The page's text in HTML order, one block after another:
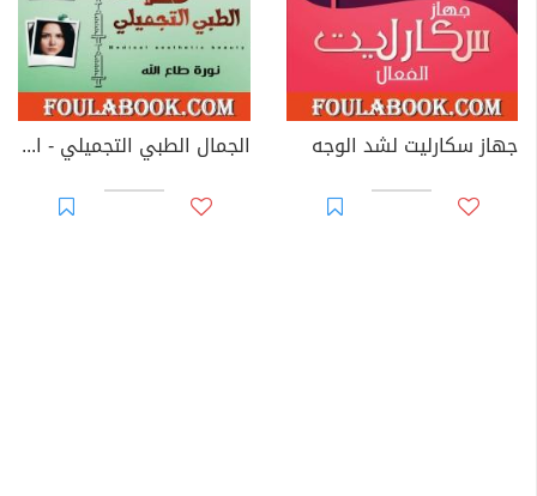
جهاز سكارليت لشد الوجه الجمال الطبي التجميلي - الجزء الثالث